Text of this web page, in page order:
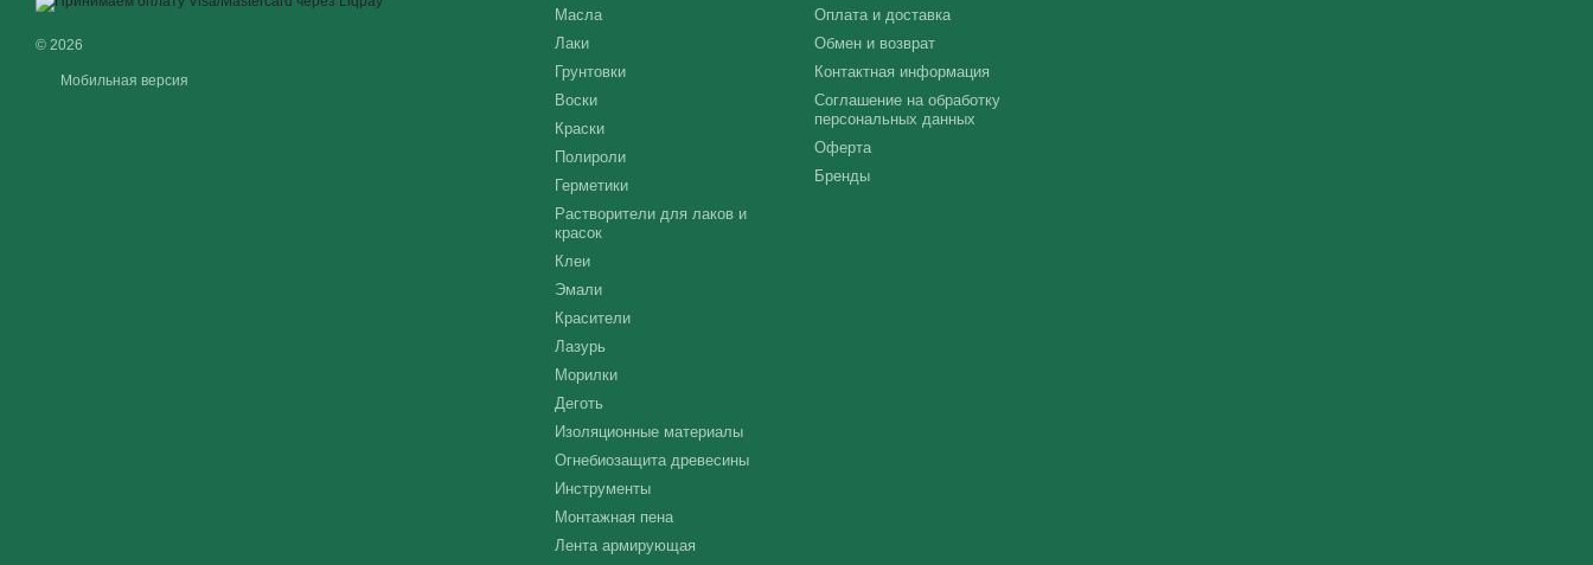
© 2026
Мобильная версия
Масла
Лаки
Грунтовки
Воски
Краски
Полироли
Герметики
Растворители для лаков и
красок
Клеи
Эмали
Красители
Лазурь
Морилки
Деготь
Изоляционные материалы
Огнебиозащита древесины
Инструменты
Монтажная пена
Лента армирующая
Оплата и доставка
Обмен и возврат
Контактная информация
Соглашение на обработку
персональных данных
Оферта
Бренды